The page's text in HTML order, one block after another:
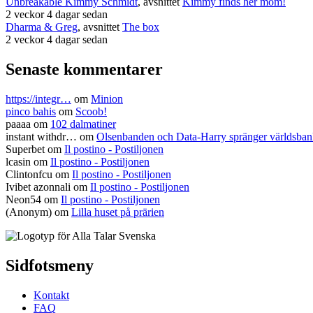
2 veckor 4 dagar sedan
Dharma & Greg, avsnittet The box
2 veckor 4 dagar sedan
Senaste kommentarer
https://integr… om Minion
pinco bahis om Scoob!
paaaa om 102 dalmatiner
instant withdr… om Olsenbanden och Data-Harry spränger
Superbet om Il postino - Postiljonen
lcasin om Il postino - Postiljonen
Clintonfcu om Il postino - Postiljonen
Ivibet azonnali om Il postino - Postiljonen
Neon54 om Il postino - Postiljonen
(Anonym) om Lilla huset på prärien
Sidfotsmeny
Kontakt
FAQ